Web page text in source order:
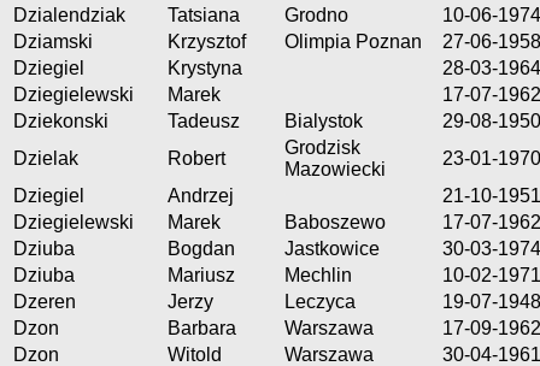
Dzialendziak
Tatsiana Grodno
10-06-1974
Dziamski
Krzysztof Olimpia Poznan
27-06-1958
Dziegiel
Krystyna
28-03-1964
Dziegielewski
Marek
17-07-1962
Dziekonski
Tadeusz Bialystok
29-08-1950
Dzielak
Robert
Grodzisk
Mazowiecki
23-01-1970
Dziegiel
Andrzej
21-10-1951
Dziegielewski
Marek Baboszewo
17-07-1962
Dziuba
Bogdan Jastkowice
30-03-1974
Dziuba
Mariusz Mechlin
10-02-1971
Dzeren
Jerzy Leczyca
19-07-1948
Dzon
Barbara Warszawa
17-09-1962
Dzon
Witold Warszawa
30-04-1961